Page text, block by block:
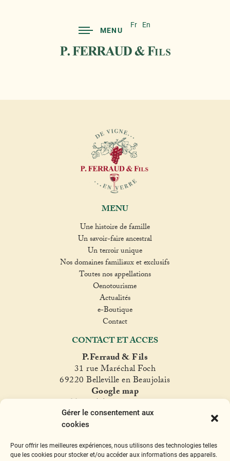
Gérer le consentement aux
cookies
Pour offrir les meilleures expériences, nous utilisons des technologies telles
que les cookies pour stocker et/ou accéder aux informations des appareils.
MENU
Fr En
MENU
Une histoire de famille
Un savoir-faire ancestral
Un terroir unique
Nos domaines familiaux et exclusifs
Toutes nos appellations
Oenotourisme
Actualités
e-Boutique
Contact
CONTACT ET ACCES
P.Ferraud & Fils
31 rue Maréchal Foch
69220 Belleville en Beaujolais
Google map
T. +33(0)4 74 06 47 60
ferraud@ferraud.com
Instagram
Facebook
Twitter
YouTube